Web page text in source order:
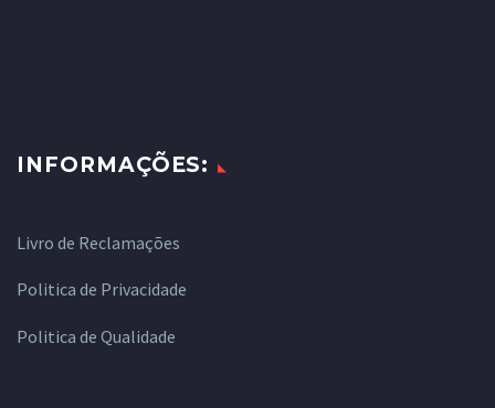
INFORMAÇÕES:
Livro de Reclamações
Politica de Privacidade
Politica de Qualidade